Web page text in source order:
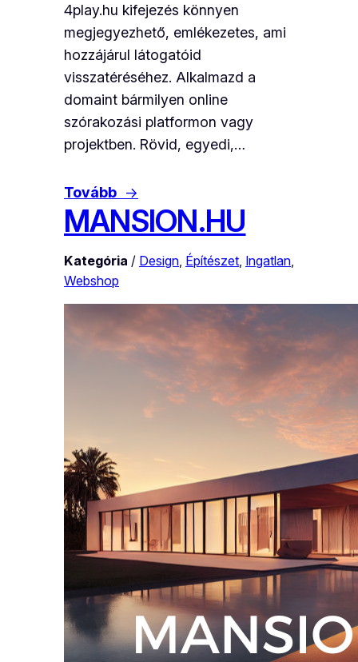
4play.hu kifejezés könnyen
megjegyezhető, emlékezetes, ami
hozzájárul látogatóid
visszatéréséhez. Alkalmazd a
domaint bármilyen online
szórakozási platformon vagy
projektben. Rövid, egyedi,…
Tovább →
MANSION.HU
Kategória / Design Építészet Ingatlan
Webshop